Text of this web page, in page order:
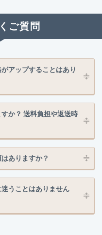
ご質問
アップすることはあり
か？ 送料負担や返送時
ありますか？
うことはありません